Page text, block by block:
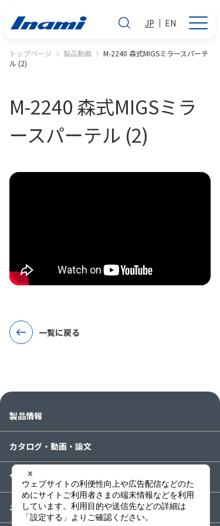
JP EN
トップページ 製品動画
M-2240 森式MIGSミラースパーテ
ル (2)
M-2240 森式MIGSミラ
ースパーテル (2)
一覧に戻る
製品情報
カタログ・動画・論文
サービス案内
ニュース / イベント